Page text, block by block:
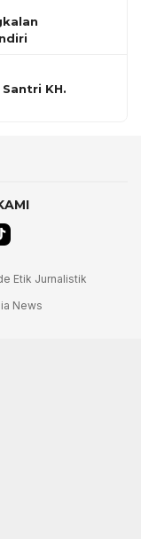
KH.
Etik Jurnalistik
News